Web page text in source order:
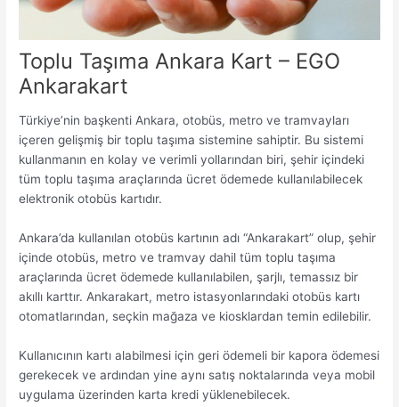
Toplu Taşıma Ankara Kart – EGO
Ankarakart
Türkiye’nin başkenti Ankara, otobüs, metro ve tramvayları
içeren gelişmiş bir toplu taşıma sistemine sahiptir. Bu sistemi
kullanmanın en kolay ve verimli yollarından biri, şehir içindeki
tüm toplu taşıma araçlarında ücret ödemede kullanılabilecek
elektronik otobüs kartıdır.
Ankara’da kullanılan otobüs kartının adı “Ankarakart” olup, şehir
içinde otobüs, metro ve tramvay dahil tüm toplu taşıma
araçlarında ücret ödemede kullanılabilen, şarjlı, temassız bir
akıllı karttır. Ankarakart, metro istasyonlarındaki otobüs kartı
otomatlarından, seçkin mağaza ve kiosklardan temin edilebilir.
Kullanıcının kartı alabilmesi için geri ödemeli bir kapora ödemesi
gerekecek ve ardından yine aynı satış noktalarında veya mobil
uygulama üzerinden karta kredi yüklenebilecek.